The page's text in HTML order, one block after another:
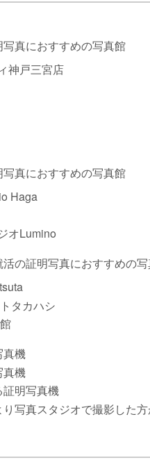
真におすすめの写真館
神戸三宮店
真におすすめの写真館
Haga
オLumino
の証明写真におすすめの
タカハシ
真機
真機
明写真機
写真スタジオで撮影した方